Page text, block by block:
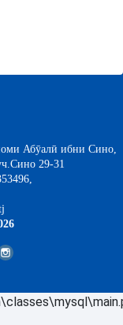
Абӯалӣ ибни Сино,
29-31